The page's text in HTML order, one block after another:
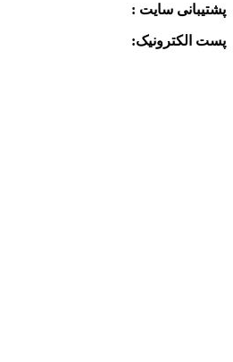
پشتیبانی سایت :
پست الکترونیک: